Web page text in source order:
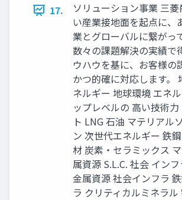
17.
ソリューション事業 三
い産業接地面を起点に、
業とグローバルに繋がっ
数々の課題解決の実績で
ウハウを基に、お客様の
かつ的確に対応します。
ネルギー 地球環境 エネ
ップレベルの 高い技術
ト LNG 石油 マテリアル
ン 次世代エネルギー 鉄
材 炭素・セラミックス
属資源 S.L.C. 社会 イン
金属資源 社会インフラ
ラ クリティカルミネラ